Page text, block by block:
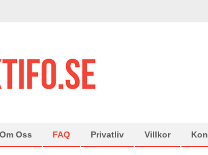
Om Oss FAQ Privatliv Villkor